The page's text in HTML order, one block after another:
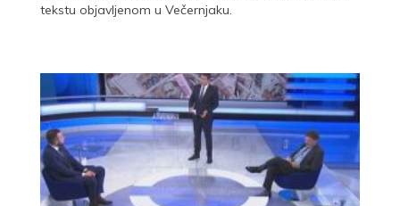
tekstu objavljenom u Večernjaku.